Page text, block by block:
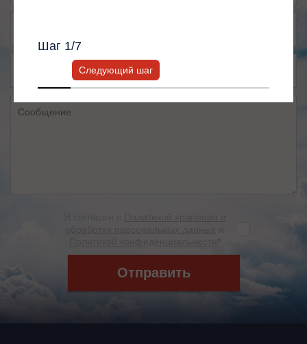
Отправить
Шаг 1/7
Следующий шаг